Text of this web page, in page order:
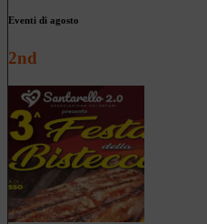
Eventi di agosto
2nd